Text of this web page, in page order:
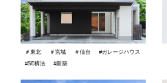
＃東北 ＃宮城 ＃仙台
#ガレージハウス
#SE構法
#新築